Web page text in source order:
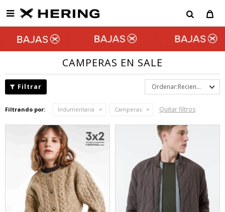

CAMPERAS EN SALE
Recientes
Filtrando por: Indumentaria Camperas Quitar filtros